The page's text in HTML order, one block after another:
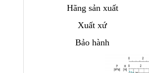
Hãng sản xuất
Xuất xứ
Bảo hành